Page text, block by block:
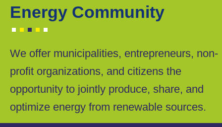
Energy Community
We offer municipalities, entrepreneurs, non-
profit organizations, and citizens the
opportunity to jointly produce, share, and
optimize energy from renewable sources.